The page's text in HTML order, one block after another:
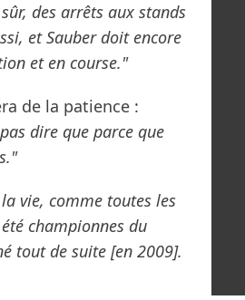
des arrêts aux stands
et Sauber doit encore
et en course."
de la patience :
dire que parce que
vie, comme toutes les
championnes du
tout de suite [en 2009].